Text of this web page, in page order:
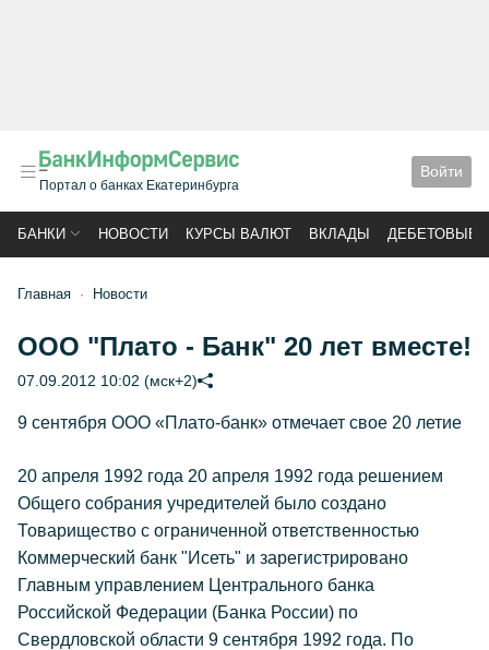
Портал о банках Екатеринбурга
Войти
БАНКИ НОВОСТИ КУРСЫ ВАЛЮТ ВКЛАДЫ ДЕБЕТОВЫЕ
Главная Новости
ООО "Плато - Банк" 20 лет вместе!
07.09.2012 10:02 (мск+2)
9 сентября ООО «Плато-банк» отмечает свое 20 летие
20 апреля 1992 года 20 апреля 1992 года решением
Общего собрания учредителей было создано
Товарищество с ограниченной ответственностью
Коммерческий банк "Исеть" и зарегистрировано
Главным управлением Центрального банка
Российской Федерации (Банка России) по
Свердловской области 9 сентября 1992 года. По